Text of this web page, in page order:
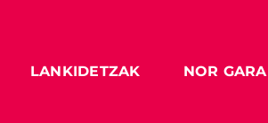
LANKIDETZAK NOR GARA